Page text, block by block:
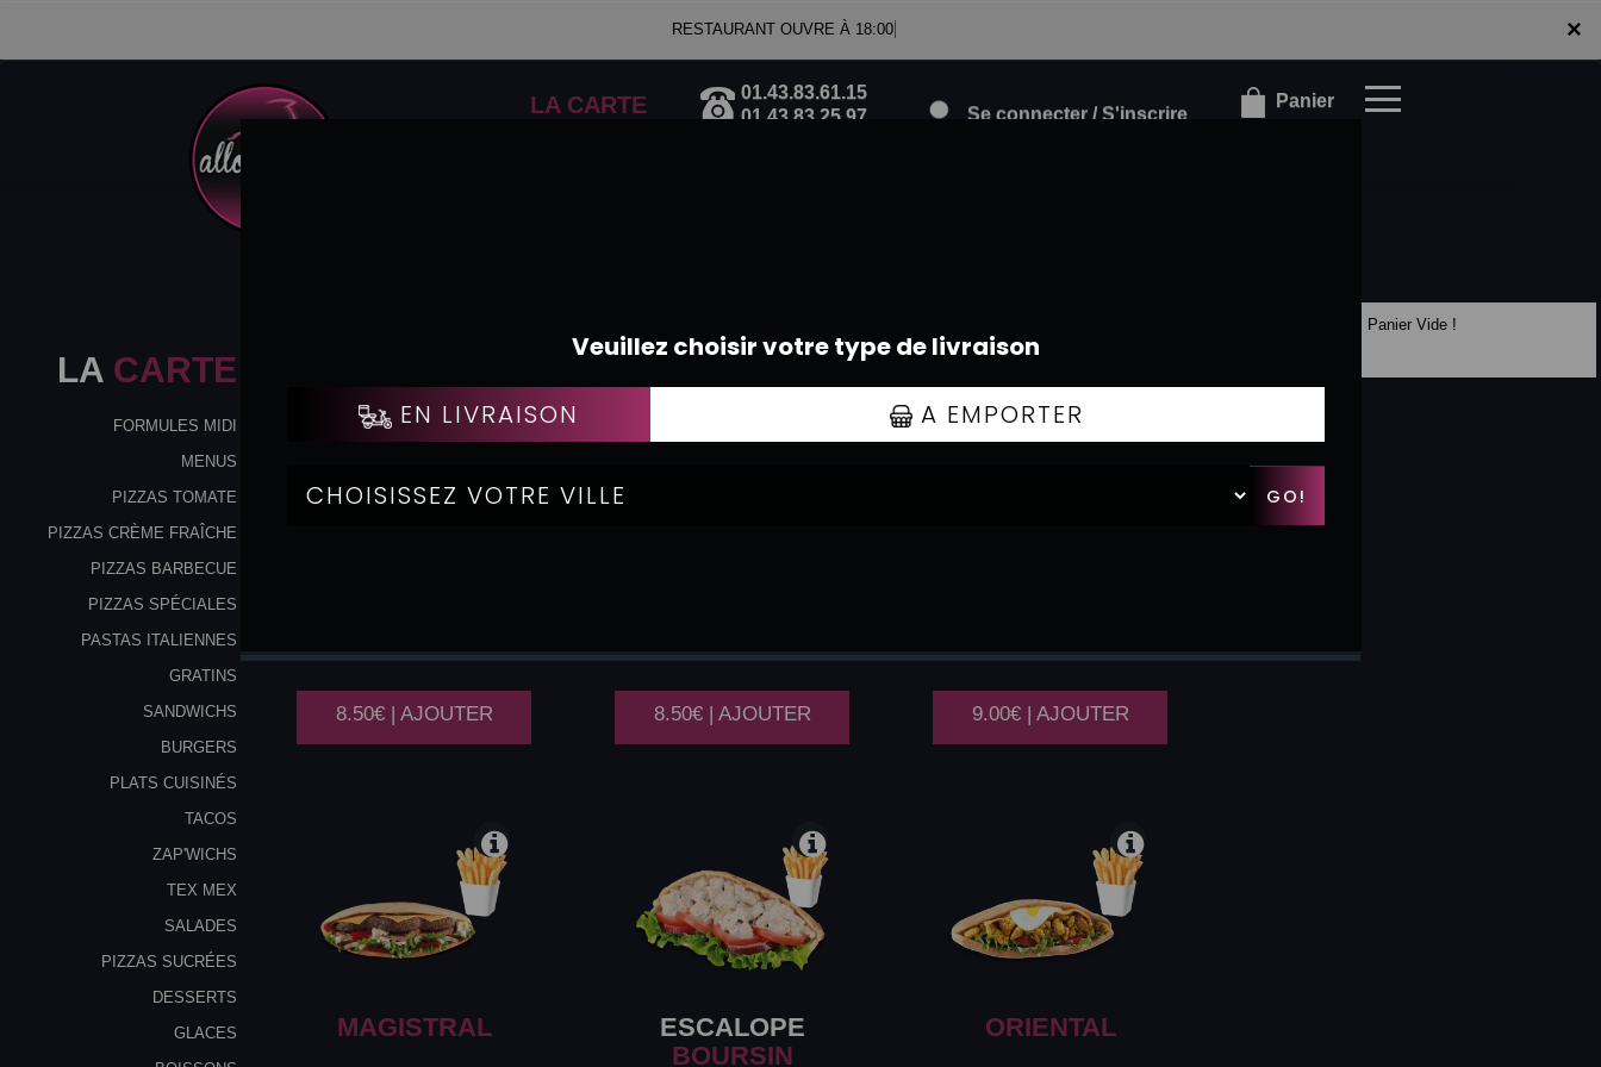
×
RESTAURANT OUVRE À 18:00
LA CARTE
01.43.83.61.15
01.43.83.25.97
Se connecter / S'inscrire Panier
×
LA CARTE
FORMULES MIDI
MENUS
PIZZAS TOMATE
PIZZAS CRÈME FRAÎCHE
PIZZAS BARBECUE
PIZZAS SPÉCIALES
PASTAS ITALIENNES
GRATINS
SANDWICHS
BURGERS
PLATS CUISINÉS
TACOS
ZAP'WICHS
TEX MEX
SALADES
PIZZAS SUCRÉES
DESSERTS
GLACES
SANDWICHS
8.50€ | AJOUTER 8.50€ | AJOUTER 9.00€ | AJOUTER
MAGISTRAL
ESCALOPE
BOURSIN
ORIENTAL
Panier Vide !